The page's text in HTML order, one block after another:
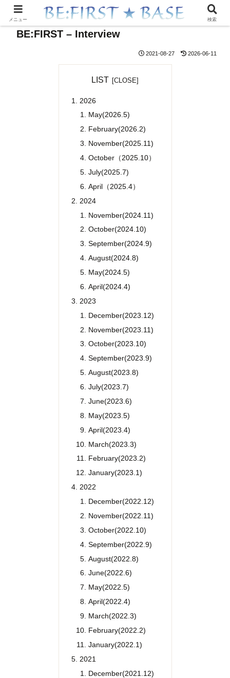
BE:FIRST – Interview
2021-08-27 2026-06-11
LIST
2026
May(2026.5)
February(2026.2)
November(2025.11)
October（2025.10）
July(2025.7)
April（2025.4）
2024
November(2024.11)
October(2024.10)
September(2024.9)
August(2024.8)
May(2024.5)
April(2024.4)
2023
December(2023.12)
November(2023.11)
October(2023.10)
September(2023.9)
August(2023.8)
July(2023.7)
June(2023.6)
May(2023.5)
April(2023.4)
March(2023.3)
February(2023.2)
January(2023.1)
2022
December(2022.12)
November(2022.11)
October(2022.10)
September(2022.9)
August(2022.8)
June(2022.6)
May(2022.5)
April(2022.4)
March(2022.3)
February(2022.2)
January(2022.1)
2021
December(2021.12)
メニュー 検索